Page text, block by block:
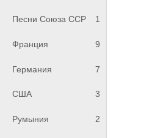
Песни Союза ССР 1
Франция 9
Германия 7
США 3
Румыния 2